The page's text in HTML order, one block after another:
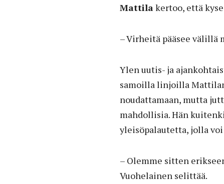
Mattilakertoo, että
– Virheitä pääsee välillä
Ylen uutis- ja
samoilla linjoilla
noudattamaan, mutta
mahdollisia. Hän
yleisöpalautetta, jolla
– Olemme sitten
Vuohelainen selittää.